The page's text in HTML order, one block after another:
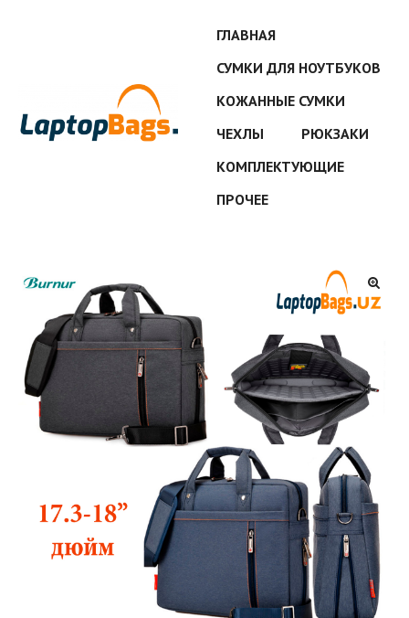
ГЛАВНАЯ
СУМКИ ДЛЯ НОУТБУКОВ
КОЖАННЫЕ СУМКИ
ЧЕХЛЫ
РЮКЗАКИ
КОМПЛЕКТУЮЩИЕ
ПРОЧЕЕ